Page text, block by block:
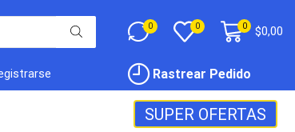
0 0 0 $0,00
Rastrear Pedido
SUPER OFERTAS